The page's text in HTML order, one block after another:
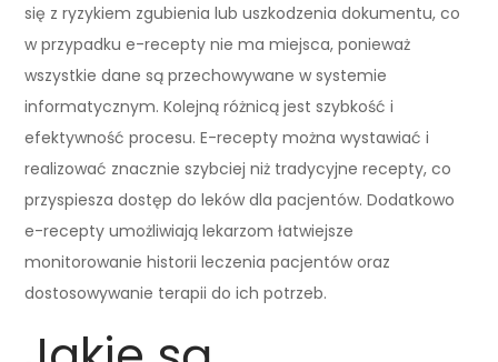
się z ryzykiem zgubienia lub uszkodzenia dokumentu, co
w przypadku e-recepty nie ma miejsca, ponieważ
wszystkie dane są przechowywane w systemie
informatycznym. Kolejną różnicą jest szybkość i
efektywność procesu. E-recepty można wystawiać i
realizować znacznie szybciej niż tradycyjne recepty, co
przyspiesza dostęp do leków dla pacjentów. Dodatkowo
e-recepty umożliwiają lekarzom łatwiejsze
monitorowanie historii leczenia pacjentów oraz
dostosowywanie terapii do ich potrzeb.